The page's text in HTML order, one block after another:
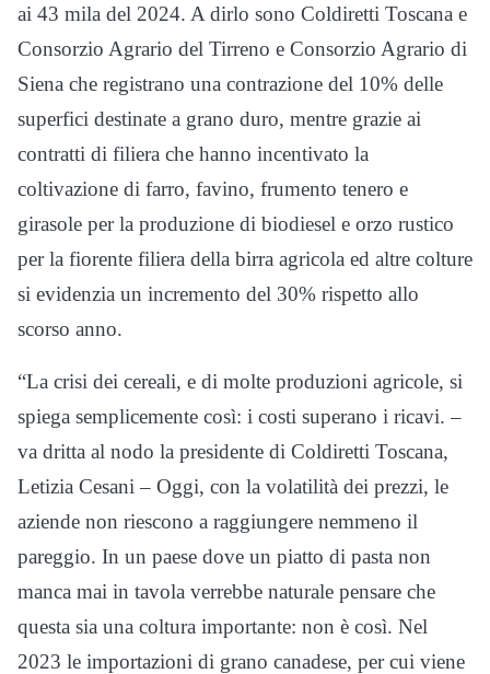
ai 43 mila del 2024. A dirlo sono Coldiretti Toscana e
Consorzio Agrario del Tirreno e Consorzio Agrario di
Siena che registrano una contrazione del 10% delle
superfici destinate a grano duro, mentre grazie ai
contratti di filiera che hanno incentivato la
coltivazione di farro, favino, frumento tenero e
girasole per la produzione di biodiesel e orzo rustico
per la fiorente filiera della birra agricola ed altre colture
si evidenzia un incremento del 30% rispetto allo
scorso anno.
“La crisi dei cereali, e di molte produzioni agricole, si
spiega semplicemente così: i costi superano i ricavi. –
va dritta al nodo la presidente di Coldiretti Toscana,
Letizia Cesani – Oggi, con la volatilità dei prezzi, le
aziende non riescono a raggiungere nemmeno il
pareggio. In un paese dove un piatto di pasta non
manca mai in tavola verrebbe naturale pensare che
questa sia una coltura importante: non è così. Nel
2023 le importazioni di grano canadese, per cui viene